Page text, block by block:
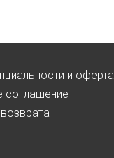
и оферта
соглашение